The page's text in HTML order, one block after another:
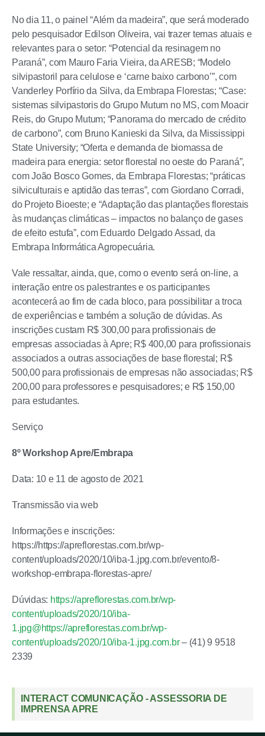
No dia 11, o painel “Além da madeira”, que será moderado
pelo pesquisador Edilson Oliveira, vai trazer temas atuais e
relevantes para o setor: “Potencial da resinagem no
Paraná”, com Mauro Faria Vieira, da ARESB; “Modelo
silvipastoril para celulose e ‘carne baixo carbono’”, com
Vanderley Porfírio da Silva, da Embrapa Florestas; “Case:
sistemas silvipastoris do Grupo Mutum no MS, com Moacir
Reis, do Grupo Mutum; “Panorama do mercado de crédito
de carbono”, com Bruno Kanieski da Silva, da Mississippi
State University; “Oferta e demanda de biomassa de
madeira para energia: setor florestal no oeste do Paraná”,
com João Bosco Gomes, da Embrapa Florestas; “práticas
silviculturais e aptidão das terras”, com Giordano Corradi,
do Projeto Bioeste; e “Adaptação das plantações florestais
às mudanças climáticas – impactos no balanço de gases
de efeito estufa”, com Eduardo Delgado Assad, da
Embrapa Informática Agropecuária.
Vale ressaltar, ainda, que, como o evento será on-line, a
interação entre os palestrantes e os participantes
acontecerá ao fim de cada bloco, para possibilitar a troca
de experiências e também a solução de dúvidas. As
inscrições custam R$ 300,00 para profissionais de
empresas associadas à Apre; R$ 400,00 para profissionais
associados a outras associações de base florestal; R$
500,00 para profissionais de empresas não associadas; R$
200,00 para professores e pesquisadores; e R$ 150,00
para estudantes.
Serviço
8º Workshop Apre/Embrapa
Data: 10 e 11 de agosto de 2021
Transmissão via web
Informações e inscrições:
https://https://apreflorestas.com.br/wp-
content/uploads/2020/10/iba-1.jpg.com.br/evento/8-
workshop-embrapa-florestas-apre/
Dúvidas: https://apreflorestas.com.br/wp-
content/uploads/2020/10/iba-
1.jpg@https://apreflorestas.com.br/wp-
content/uploads/2020/10/iba-1.jpg.com.br– (41) 9 9518
2339
INTERACT COMUNICAÇÃO - ASSESSORIA DE
IMPRENSA APRE